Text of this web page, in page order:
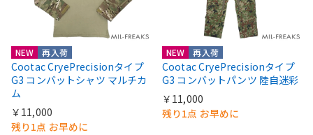
NEW 再入荷
Cootac CryePrecisionタイプ
G3 コンバットシャツ マルチカ
ム
￥11,000
残り1点 お早めに
NEW 再入荷
Cootac CryePrecisionタイプ
G3 コンバットパンツ 陸自迷彩
￥11,000
残り1点 お早めに